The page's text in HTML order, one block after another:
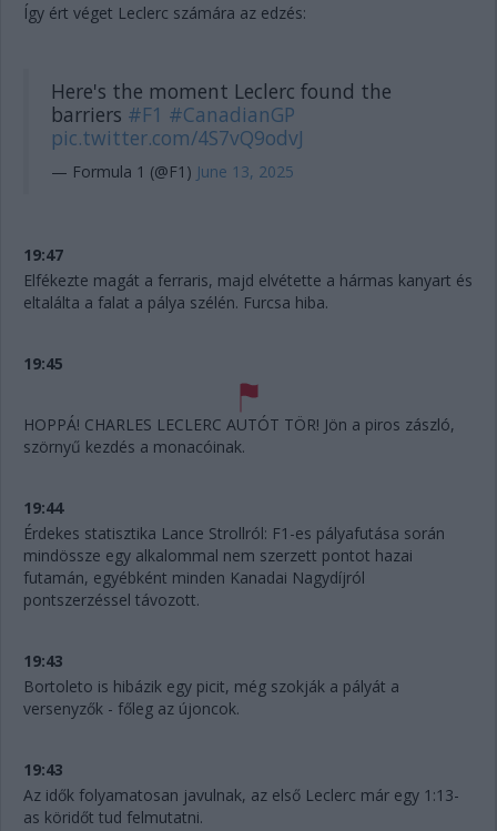
Így ért véget Leclerc számára az edzés:
Here's the moment Leclerc found the
barriers #F1 #CanadianGP
pic.twitter.com/4S7vQ9odvJ
— Formula 1 (@F1) June 13, 2025
19:47
Elfékezte magát a ferraris, majd elvétette a hármas kanyart és
eltalálta a falat a pálya szélén. Furcsa hiba.
19:45
HOPPÁ! CHARLES LECLERC AUTÓT TÖR! Jön a piros zászló,
szörnyű kezdés a monacóinak.
19:44
Érdekes statisztika Lance Strollról: F1-es pályafutása során
mindössze egy alkalommal nem szerzett pontot hazai
futamán, egyébként minden Kanadai Nagydíjról
pontszerzéssel távozott.
19:43
Bortoleto is hibázik egy picit, még szokják a pályát a
versenyzők - főleg az újoncok.
19:43
Az idők folyamatosan javulnak, az első Leclerc már egy 1:13-
as köridőt tud felmutatni.